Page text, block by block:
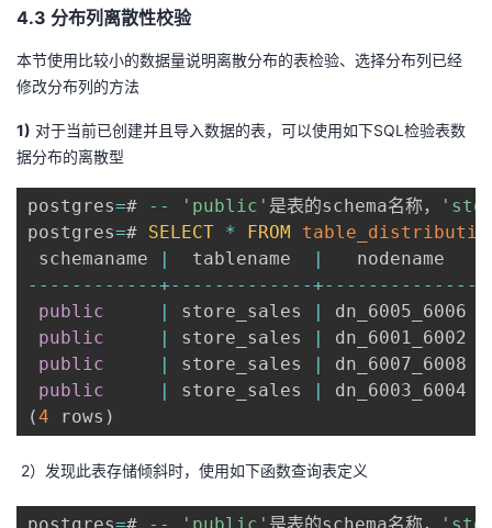
4.3 分布列离散性校验
本节使用比较小的数据量说明离散分布的表检验、选择分布列已经
修改分布列的方法
1) 对于当前已创建并且导入数据的表，可以使用如下SQL检验表数
据分布的离散型
postgres=# -- 'public' 是表的schema名称，
postgres=# SELECT * FROM
schemaname
|
  tablename
|
   nodename
-- -- -- -- -- --+-- -- -- -- -- -- -+-- -- -- -- -- -- --
public
| store_sales | dn_6005_6006
public
| store_sales | dn_6001_6002
public
| store_sales | dn_6007_6008
public
| store_sales | dn_6003_6004
(4 rows )
2）发现此表存储倾斜时，使用如下函数查询表定义